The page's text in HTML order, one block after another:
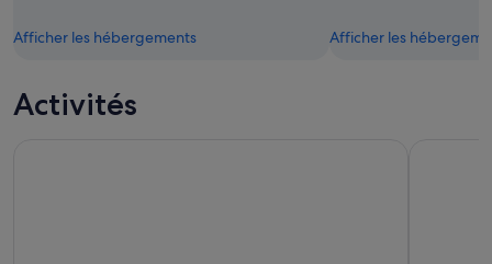
Afficher les hébergements Afficher les
Activités